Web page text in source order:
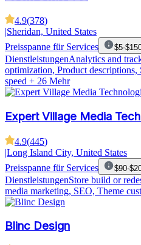
4.9(378)
|Sheridan, United States
Preisspanne für Services
$5-
DienstleistungenAnalytics and
optimization, Product descriptions,
speed + 26 Mehr
Expert Village Media
4.9(445)
|Long Island City, United States
Preisspanne für Services
$90-
DienstleistungenStore build or
media marketing, SEO, Theme
Blinc Design